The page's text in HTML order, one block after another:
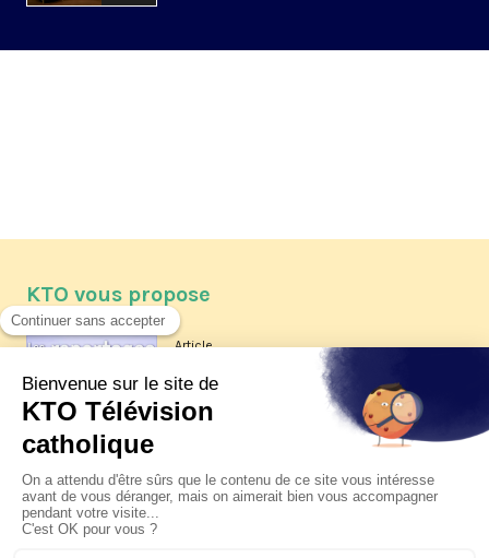
KTO vous propose
Article
Les reportages d'été 2026 de KTO
La visite pastorale du pape Léon
XIV à Assise à suivre sur KTO le
jeudi 6 août